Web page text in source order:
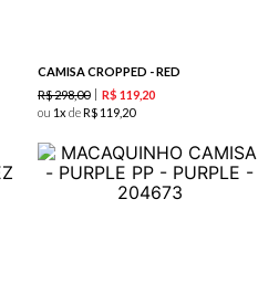
CAMISA CROPPED - RED
R$298,00 R$ 119 20
ou 1 deR$ 119 20